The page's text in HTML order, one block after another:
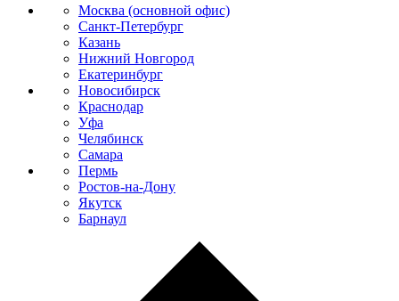
Москва (основной офис)
Санкт-Петербург
Казань
Нижний Новгород
Екатеринбург
Новосибирск
Краснодар
Уфа
Челябинск
Самара
Пермь
Ростов-на-Дону
Якутск
Барнаул